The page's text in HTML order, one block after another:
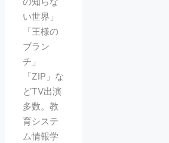
い世界」
「王様の
ブラン
チ」
「ZIP」な
どTV出演
多数。教
育システ
ム情報学